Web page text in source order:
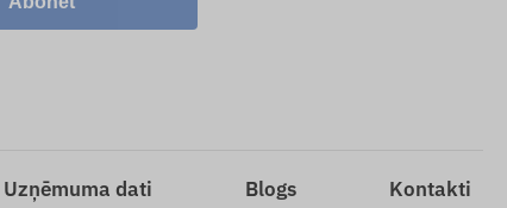
Uzņēmuma dati Blogs Kontakti